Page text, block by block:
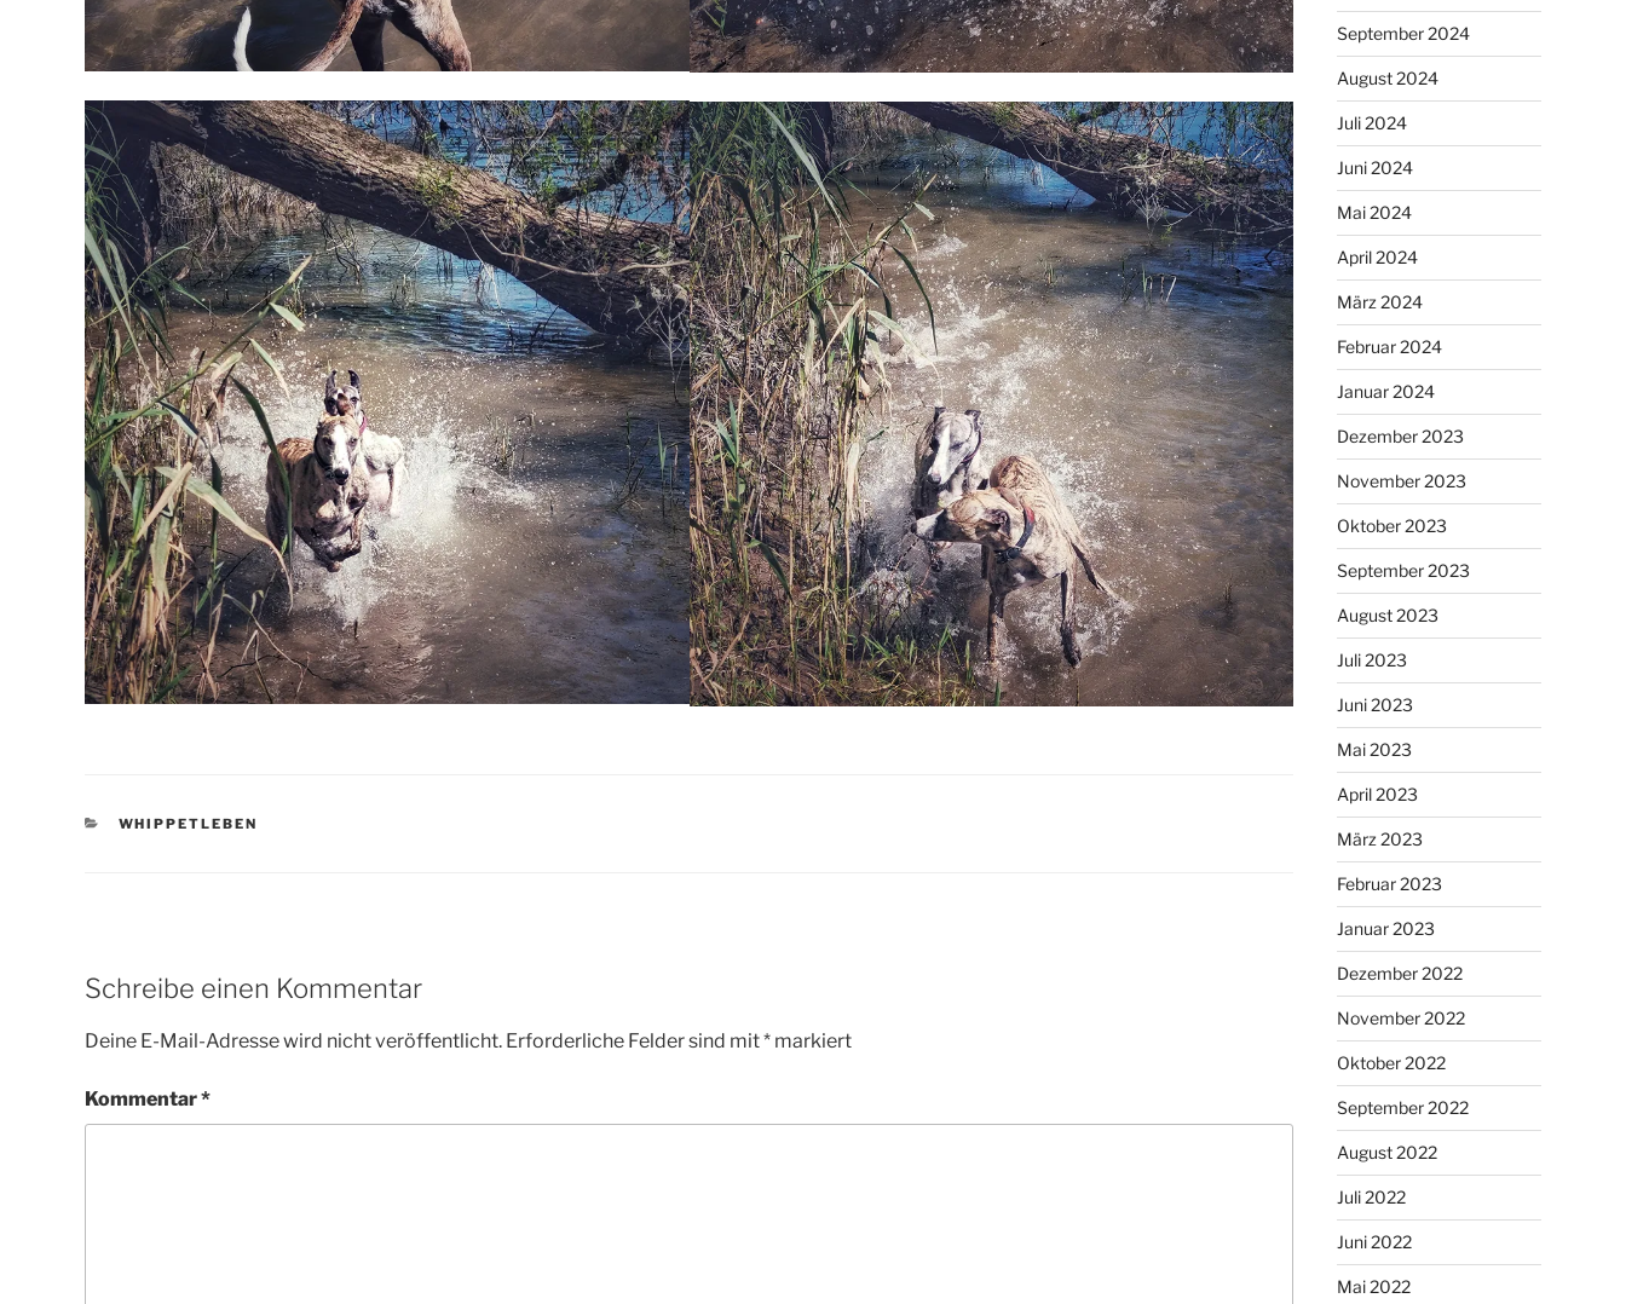
KATEGORIEN
WHIPPETLEBEN
Schreibe einen Kommentar
Deine E-Mail-Adresse wird nicht veröffentlicht. Erforderliche Felder sind mit* markiert
Kommentar*
September 2024
August 2024
Juli 2024
Juni 2024
Mai 2024
April 2024
März 2024
Februar 2024
Januar 2024
Dezember 2023
November 2023
Oktober 2023
September 2023
August 2023
Juli 2023
Juni 2023
Mai 2023
April 2023
März 2023
Februar 2023
Januar 2023
Dezember 2022
November 2022
Oktober 2022
September 2022
August 2022
Juli 2022
Juni 2022
Mai 2022